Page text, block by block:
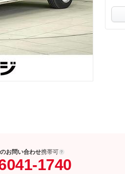
お問い合わせ携帯可
1740